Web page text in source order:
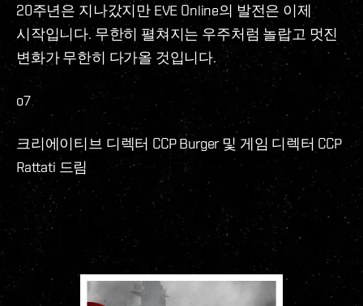
20주년은 지나갔지만 EVE Online의 발전은 이제
시작입니다. 무한히 펼쳐지는 우주처럼 놀랍고 멋진
변화가 무한히 다가올 것입니다.
o7
크리에이티브 디렉터 CCP Burger 및 게임 디렉터 CCP
Rattati 드림